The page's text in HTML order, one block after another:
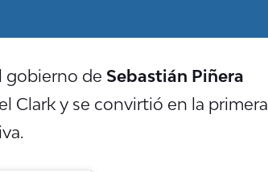
gobierno de Sebastián Piñera
Clark y se convirtió en la primera